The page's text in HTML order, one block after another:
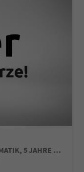
Dynamic 1.0 TSI 116PS DSG/AUTOMATIK, 5 JAHRE GARANTIE, 16" ALU schwarz, Sportfahrwerk, SunSet, Parksensoren vo/hi, Kamera, Kessy, Alarm, Toter-Winkel, Virtual Cockpit 10", LED-Scheinwerfer, M-Lederlenkrad beheizt, NSW Sitzheizung, Tempomat, Climatronic, Radio 8"+